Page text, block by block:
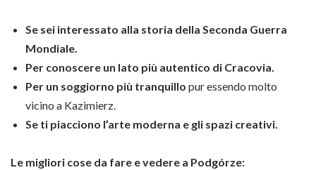
Se sei interessato alla storia della Seconda Guerra
Mondiale.
Per conoscere un lato più autentico di Cracovia.
Per un soggiorno più tranquillo pur essendo molto
vicino a Kazimierz.
Se ti piacciono l’arte moderna e gli spazi creativi.
Le migliori cose da fare e vedere a Podgórze: